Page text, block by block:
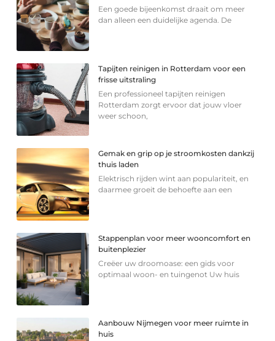
Een goede bijeenkomst draait om meer
dan alleen een duidelijke agenda. De
Tapijten reinigen in Rotterdam voor een
frisse uitstraling
Een professioneel tapijten reinigen
Rotterdam zorgt ervoor dat jouw vloer
weer schoon,
Gemak en grip op je stroomkosten dankzij
thuis laden
Elektrisch rijden wint aan populariteit, en
daarmee groeit de behoefte aan een
Stappenplan voor meer wooncomfort en
buitenplezier
Creëer uw droomoase: een gids voor
optimaal woon- en tuingenot Uw huis
Aanbouw Nijmegen voor meer ruimte in
huis